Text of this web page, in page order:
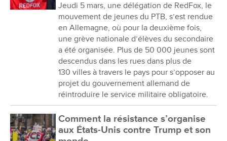
Jeudi 5 mars, une délégation de RedFox, le
mouvement de jeunes du PTB, s’est rendue
en Allemagne, où pour la deuxième fois,
une grève nationale d’élèves du secondaire
a été organisée. Plus de 50 000 jeunes sont
descendus dans les rues dans plus de
130 villes à travers le pays pour s’opposer au
projet du gouvernement allemand de
réintroduire le service militaire obligatoire.
Comment la résistance s’organise
aux États-Unis contre Trump et son